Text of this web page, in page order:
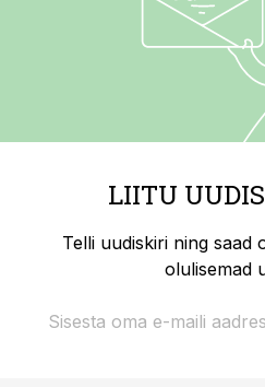
LIITU
Telli uudiskiri ning saad
olulisemad